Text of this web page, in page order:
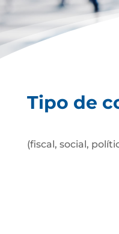
Tipo de
(fiscal, social,